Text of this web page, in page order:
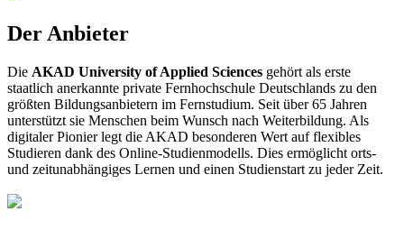
Der Anbieter
Die AKAD University of Applied Sciences gehört als erste
staatlich anerkannte private Fernhochschule Deutschlands zu den
größten Bildungsanbietern im Fernstudium. Seit über 65 Jahren
unterstützt sie Menschen beim Wunsch nach Weiterbildung. Als
digitaler Pionier legt die AKAD besonderen Wert auf flexibles
Studieren dank des Online-Studienmodells. Dies ermöglicht orts-
und zeitunabhängiges Lernen und einen Studienstart zu jeder Zeit.